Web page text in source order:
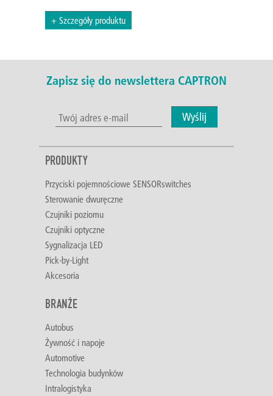
+ Szczegóły produktu
Zapisz się do newslettera CAPTRON
Wyślij
PRODUKTY
Przyciski pojemnościowe SENSORswitches
Sterowanie dwuręczne
Czujniki poziomu
Czujniki optyczne
Sygnalizacja LED
Pick-by-Light
Akcesoria
BRANŻE
Autobus
Żywność i napoje
Automotive
Technologia budynków
Intralogistyka